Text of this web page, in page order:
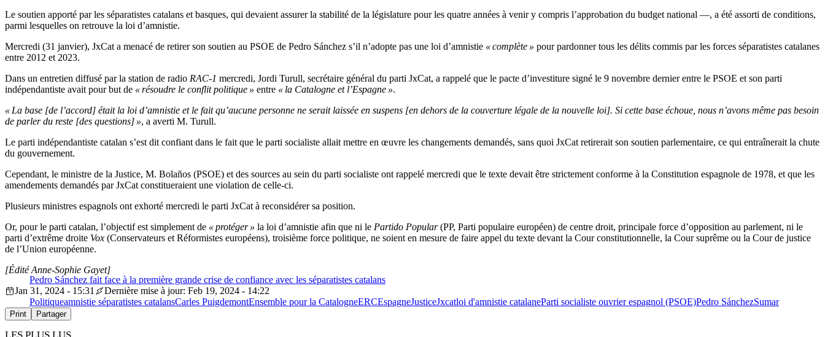
Le soutien apporté par les séparatistes catalans et basques, qui devaient assurer la stabilité de la législature pour les quatre années à venir y compris l’approbation du budget national —, a été assorti de conditions,
parmi lesquelles on retrouve la loi d’amnistie.
Mercredi (31 janvier), JxCat a menacé de retirer son soutien au PSOE de Pedro Sánchez s’il n’adopte pas une loi d’amnistie « complète » pour pardonner tous les délits commis par les forces séparatistes catalanes
entre 2012 et 2023.
Dans un entretien diffusé par la station de radio RAC-1 mercredi, Jordi Turull, secrétaire général du parti JxCat, a rappelé que le pacte d’investiture signé le 9 novembre dernier entre le PSOE et son parti
indépendantiste avait pour but de « résoudre le conflit politique » entre « la Catalogne et l’Espagne ».
« La base [de l’accord] était la loi d’amnistie et le fait qu’aucune personne ne serait laissée en suspens [en dehors de la couverture légale de la nouvelle loi]. Si cette base échoue, nous n’avons même pas besoin
de parler du reste [des questions] », a averti M. Turull.
Le parti indépendantiste catalan s’est dit confiant dans le fait que le parti socialiste allait mettre en œuvre les changements demandés, sans quoi JxCat retirerait son soutien parlementaire, ce qui entraînerait la chute
du gouvernement.
Cependant, le ministre de la Justice, M. Bolaños (PSOE) et des sources au sein du parti socialiste ont rappelé mercredi que le texte devait être strictement conforme à la Constitution espagnole de 1978, et que les
amendements demandés par JxCat constitueraient une violation de celle-ci.
Plusieurs ministres espagnols ont exhorté mercredi le parti JxCat à reconsidérer sa position.
Or, pour le parti catalan, l’objectif est simplement de « protéger » la loi d’amnistie afin que ni le Partido Popular(PP, Parti populaire européen) de centre droit, principale force d’opposition au parlement, ni le
parti d’extrême droite Vox (Conservateurs et Réformistes européens), troisième force politique, ne soient en mesure de faire appel du texte devant la Cour constitutionnelle, la Cour suprême ou la Cour de justice
de l’Union européenne.
Pedro Sánchez fait face à la première grande crise de confiance avec les séparatistes catalans
[Édité Anne-Sophie Gayet]
Jan 31, 2024 - 15:31
Dernière mise à jour: Feb 19, 2024 - 14:22
Politiqueamnistie séparatistes catalansCarles PuigdemontEnsemble pour la CatalogneERCEspagneJusticeJxcatloi d'amnistie catalaneParti socialiste ouvrier espagnol (PSOE)Pedro SánchezSumar
Print Partager